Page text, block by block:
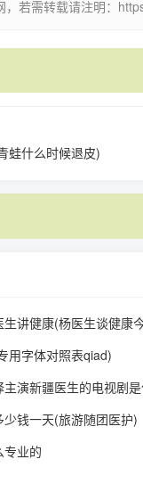
，若需转载请注明：
蛙什么时候退皮)
讲健康(杨医生谈健康
用字体对照表qiad)
演新疆医生的电视剧
钱一天(旅游随团医护)
专业的